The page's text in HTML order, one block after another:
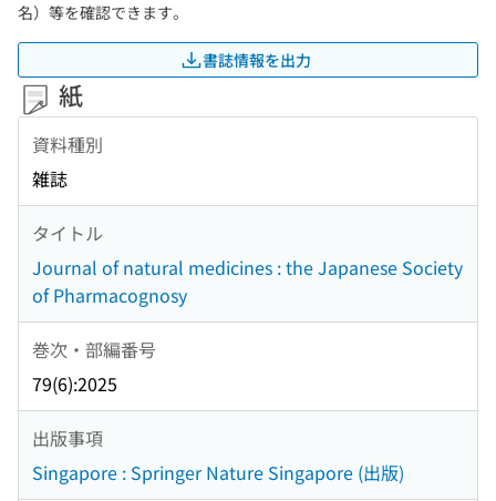
名）等を確認できます。
書誌情報を出力
紙
資料種別
雑誌
タイトル
Journal of natural medicines : the Japanese Society
of Pharmacognosy
巻次・部編番号
79(6):2025
出版事項
Singapore : Springer Nature Singapore (出版)